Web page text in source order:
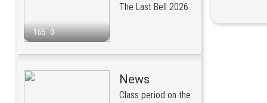
165 0
The Last Bell 2026
News
Class period on the